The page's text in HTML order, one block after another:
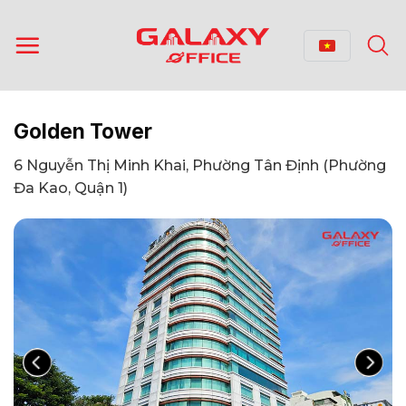
qua
nội
Golden Tower
6 Nguyễn Thị Minh Khai, Phường Tân Định (Phường
Đa Kao, Quận 1)